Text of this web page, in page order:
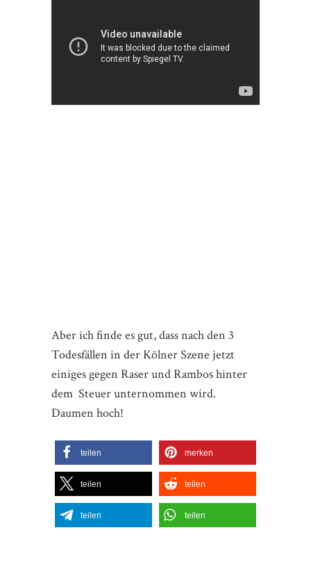
Aber ich finde es gut, dass nach den 3
Todesfällen in der Kölner Szene jetzt
einiges gegen Raser und Rambos hinter
dem Steuer unternommen wird.
Daumen hoch!
teilen merken
teilen teilen
teilen teilen